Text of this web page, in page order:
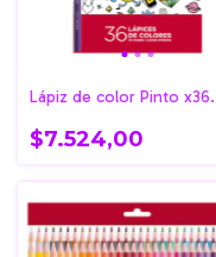
Lápiz de color Pinto x36.
$7.524,00